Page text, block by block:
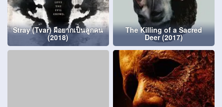
Stray (Tvar) ผีอยากเป็นลูกคน
(2018)
The Killing of a Sacred
Deer (2017)